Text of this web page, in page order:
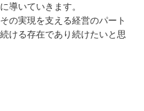
導いていきます。
の実現を支える経営のパート
ける存在であり続けたいと思